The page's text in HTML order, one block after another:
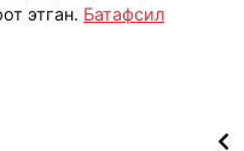
этган. Батафсил